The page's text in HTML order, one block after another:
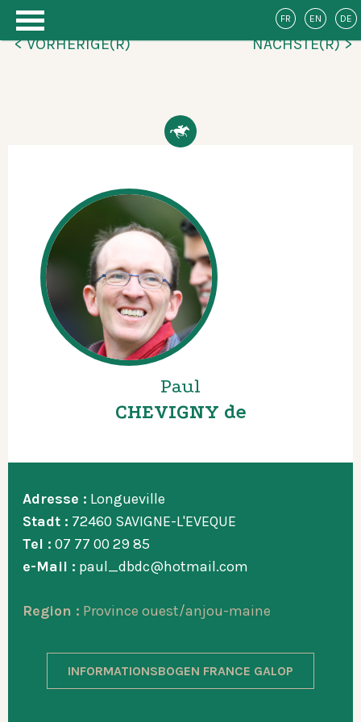
FR EN DE
< VORHERIGE(R) NÄCHSTE(R) >
Paul
CHEVIGNY de
Adresse : Longueville
Stadt : 72460 SAVIGNE-L'EVEQUE
Tel : 07 77 00 29 85
e-Mail : paul_dbdc@hotmail.com
Region : Province ouest/anjou-maine
INFORMATIONSBOGEN FRANCE GALOP